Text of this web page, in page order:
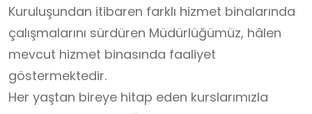
Kuruluşundan itibaren farklı hizmet binalarında
çalışmalarını sürdüren Müdürlüğümüz, hâlen
mevcut hizmet binasında faaliyet
göstermektedir.
Her yaştan bireye hitap eden kurslarımızla